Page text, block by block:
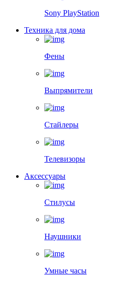
Sony PlayStation
Техника для дома
Фены
Выпрямители
Стайлеры
Телевизоры
Аксессуары
Стилусы
Наушники
Умные часы